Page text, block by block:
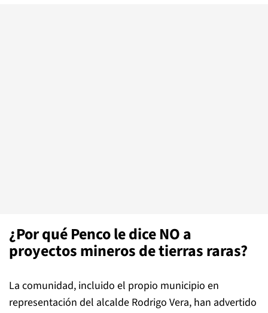
¿Por qué Penco le dice NO a
proyectos mineros de tierras raras?
La comunidad, incluido el propio municipio en
representación del alcalde Rodrigo Vera, han advertido